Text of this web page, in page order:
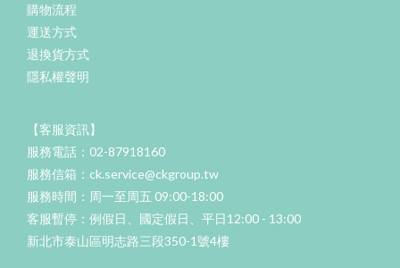
購物流程
運送方式
退換貨方式
隱私權聲明
【客服資訊】
服務電話：02-87918160
服務信箱：ck.service@ckgroup.tw
服務時間：周一至周五 09:00-18:00
客服暫停：例假日、國定假日、平日12:00 - 13:00
新北市泰山區明志路三段350-1號4樓